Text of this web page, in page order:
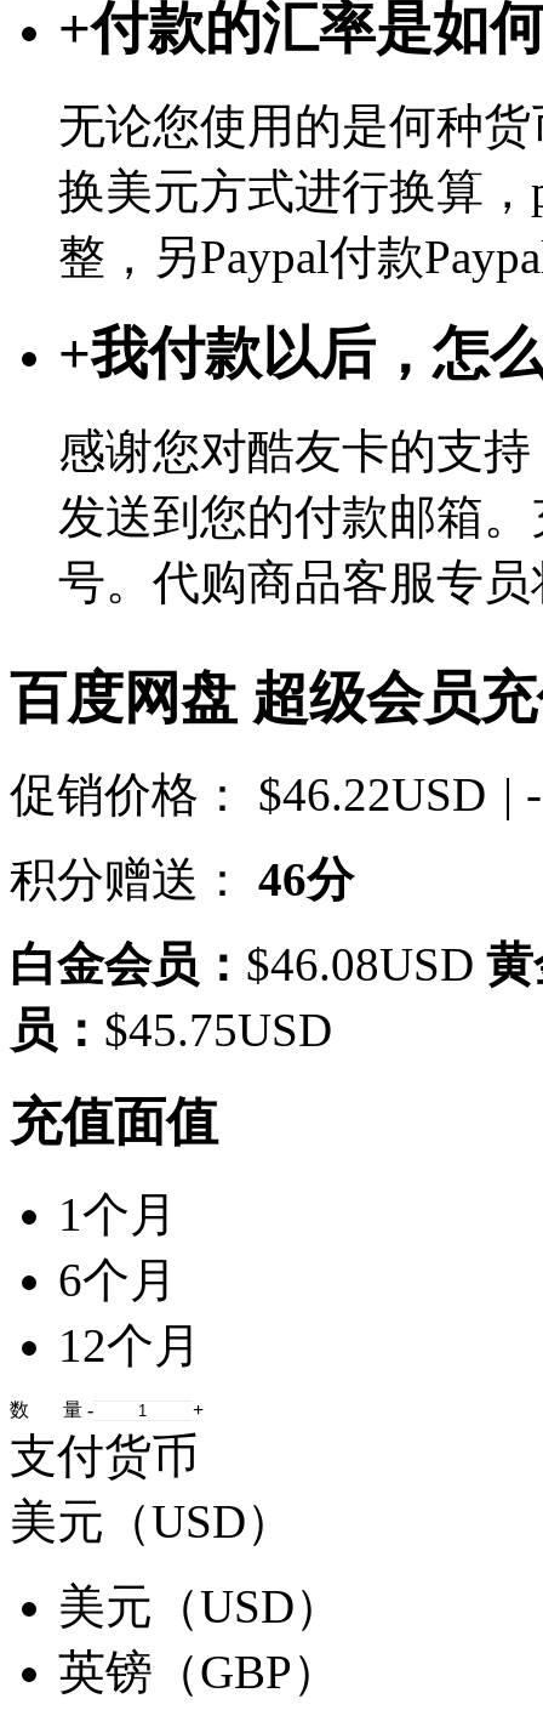
+付款的汇率是如
无论您使用的是何种
换美元方式进行换算
整，另Paypal付款
+我付款以后，怎
感谢您对酷友卡的支
发送到您的付款邮箱
号。代购商品客服专
百度网盘 超级会员
促销价格： $46.22USD |
积分赠送：
46分
白金会员： $46.08USD
员： $45.75USD
充值面值
1个月
6个月
12个月
数 量 - +
支付货币
美元（USD）
美元（USD）
英镑（GBP）